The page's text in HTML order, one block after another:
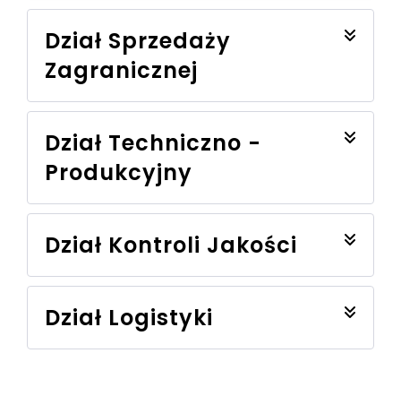
Dział Sprzedaży
Zagranicznej
Dział Techniczno -
Produkcyjny
Dział Kontroli Jakości
Dział Logistyki